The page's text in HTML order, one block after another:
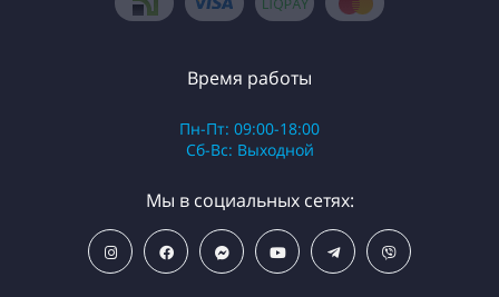
Время работы
Пн-Пт: 09:00-18:00
Сб-Вс: Выходной
Мы в социальных сетях: